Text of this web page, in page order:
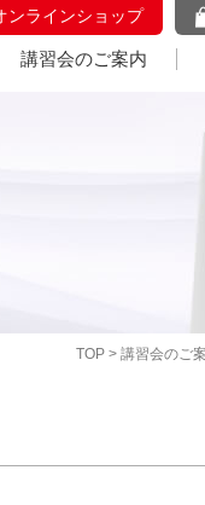
ンラインショップ
講習会のご案内
TOP > 講習会のご